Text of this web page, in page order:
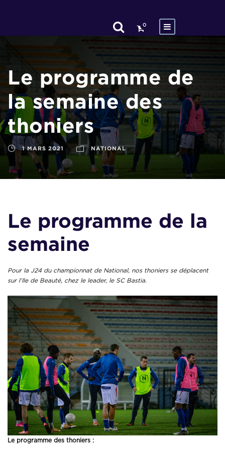
0
Le programme de
la semaine des
thoniers
1 MARS 2021 NATIONAL
Le programme de la
semaine
Pour la J24 du championnat de National, nos thoniers se déplacent
sur l’Ile de Beauté, chez le leader, le SC Bastia.
Le programme des thoniers :